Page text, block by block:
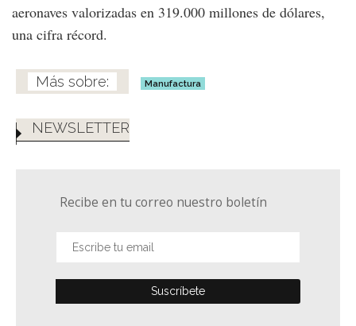
aeronaves valorizadas en 319.000 millones de dólares,
una cifra récord.
Manufactura
NEWSLETTER
Recibe en tu correo nuestro boletín